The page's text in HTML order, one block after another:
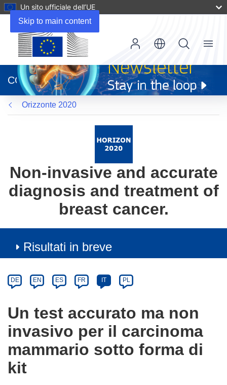
Skip to main content
Un sito ufficiale dell’UE
apre
in
una
nuova
finestra)
CORDIS
Menu
Orizzonte 2020
Non-invasive and accurate
diagnosis and treatment of
breast cancer.
Risultati in breve
Category
Article
available
the
following
languages:
DE EN ES FR IT PL
Un test accurato ma non
invasivo per il carcinoma
mammario sotto forma di
kit